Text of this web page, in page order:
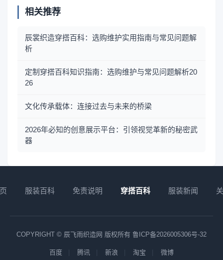
相关推荐
辰裳织造穿搭百科：选购维护实用指南与常见问题解
析
定制穿搭百科知识指南：选购维护与常见问题解析20
26
文化传承载体：连接过去与未来的桥梁
2026年必知的创意展示平台：引领视觉革新的秘密武
器
服装百科 免责说明 穿搭百科 服装新闻
COPYRIGHT © 辰飞雨织造网 版权所有 鲁ICP备2026005306号-32
百度 腾讯 新浪 淘宝 微博